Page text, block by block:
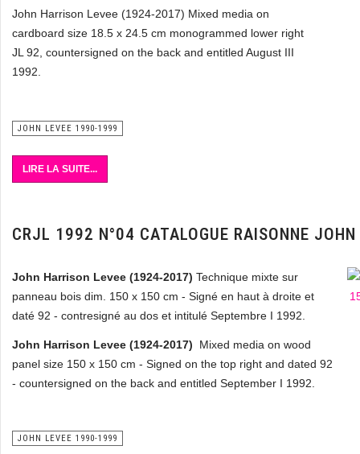
John Harrison Levee (1924-2017) Mixed media on
cardboard size 18.5 x 24.5 cm monogrammed lower right
JL 92, countersigned on the back and entitled August III
1992.
JOHN LEVEE 1990-1999
LIRE LA SUITE...
CRJL 1992 N°04 CATALOGUE RAISONNE JOHN
John Harrison Levee (1924-2017) Technique mixte sur
panneau bois dim. 150 x 150 cm - Signé en haut à droite et
daté 92 - contresigné au dos et intitulé Septembre I 1992.
John Harrison Levee (1924-2017) Mixed media on wood
panel size 150 x 150 cm - Signed on the top right and dated 92
- countersigned on the back and entitled September I 1992.
JOHN LEVEE 1990-1999